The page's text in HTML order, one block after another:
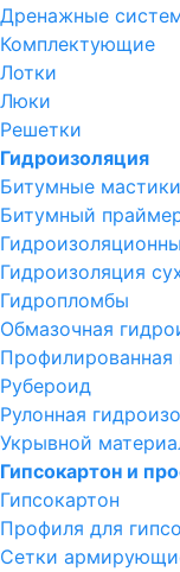
Дренажные
Комплектующие
Лотки
Люки
Решетки
Гидроизоляция
Битумные мастики
Битумный
Гидроизоляция
Гидропломбы
Обмазочная
Профилированная
Рубероид
Рулонная
Укрывной
Гипсокартон и
Гипсокартон
Профиля для
Сетки